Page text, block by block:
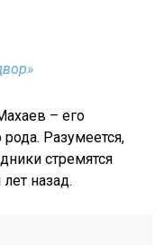
– его
Разумеется,
стремятся
назад.